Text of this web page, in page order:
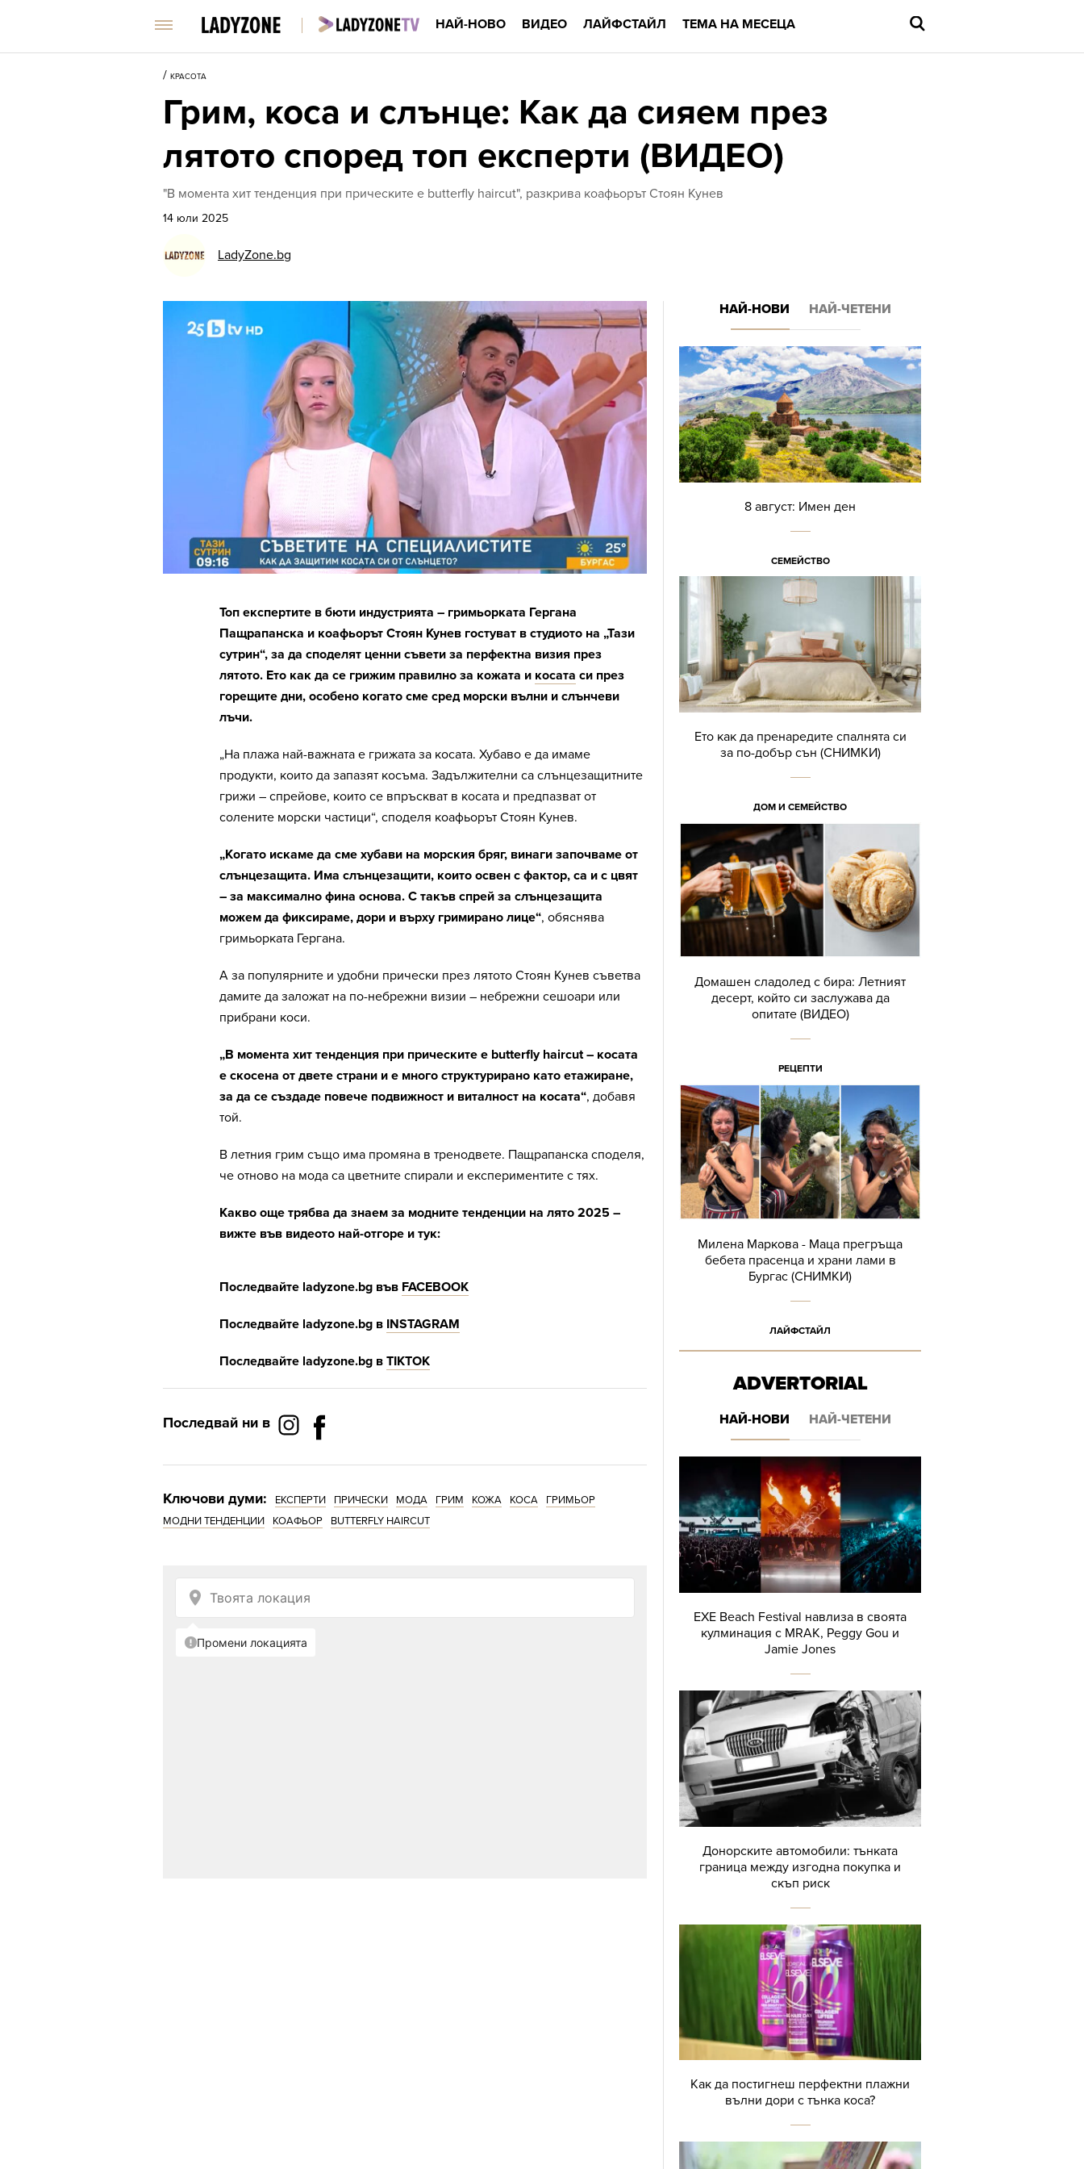
НАЙ-НОВО ВИДЕО ЛАЙФСТАЙЛ ТЕМА НА МЕСЕЦА
/ КРАСОТА
Грим, коса и слънце: Как да сияем през
лятото според топ експерти (ВИДЕО)
"В момента хит тенденция при прическите е butterfly haircut", разкрива коафьорът Стоян Кунев
14 юли 2025
LadyZone.bg
Топ експертите в бюти индустрията – гримьорката Гергана
Пащрапанска и коафьорът Стоян Кунев гостуват в студиото на „Тази
сутрин“, за да споделят ценни съвети за перфектна визия през
лятото. Ето как да се грижим правилно за кожата и косата си през
горещите дни, особено когато сме сред морски вълни и слънчеви
лъчи.
„На плажа най-важната е грижата за косата. Хубаво е да имаме
продукти, които да запазят косъма. Задължителни са слънцезащитните
грижи – спрейове, които се впръскват в косата и предпазват от
солените морски частици“, споделя коафьорът Стоян Кунев.
„Когато искаме да сме хубави на морския бряг, винаги започваме от
слънцезащита. Има слънцезащити, които освен с фактор, са и с цвят
– за максимално фина основа. С такъв спрей за слънцезащита
можем да фиксираме, дори и върху гримирано лице“, обяснява
гримьорката Гергана.
А за популярните и удобни прически през лятото Стоян Кунев съветва
дамите да заложат на по-небрежни визии – небрежни сешоари или
прибрани коси.
„В момента хит тенденция при прическите е butterfly haircut – косата
е скосена от двете страни и е много структурирано като етажиране,
за да се създаде повече подвижност и виталност на косата“, добавя
той.
В летния грим също има промяна в тренодвете. Пащрапанска споделя,
че отново на мода са цветните спирали и експериментите с тях.
Какво още трябва да знаем за модните тенденции на лято 2025 –
вижте във видеото най-отгоре и тук:
Последвайте ladyzone.bg във FACEBOOK
Последвайте ladyzone.bg в INSTAGRAM
Последвайте ladyzone.bg в ТIKTOK
Последвай ни в
Ключови думи: ЕКСПЕРТИ ПРИЧЕСКИ МОДА ГРИМ КОЖА КОСА
ГРИМЬОР
МОДНИ ТЕНДЕНЦИИ
КОАФЬОР BUTTERFLY HAIRCUT
НАЙ-НОВИ НАЙ-ЧЕТЕНИ
8 август: Имен ден
СЕМЕЙСТВО
Ето как да пренаредите спалнята си
за по-добър сън (СНИМКИ)
ДОМ И СЕМЕЙСТВО
Домашен сладолед с бира: Летният
десерт, който си заслужава да
опитате (ВИДЕО)
РЕЦЕПТИ
Милена Маркова - Маца прегръща
бебета прасенца и храни лами в
Бургас (СНИМКИ)
ЛАЙФСТАЙЛ
ADVERTORIAL
НАЙ-НОВИ НАЙ-ЧЕТЕНИ
EXE Beach Festival навлиза в своята
кулминация с MRAK, Peggy Gou и
Jamie Jones
Донорските автомобили: тънката
граница между изгодна покупка и
скъп риск
Как да постигнеш перфектни плажни
вълни дори с тънка коса?